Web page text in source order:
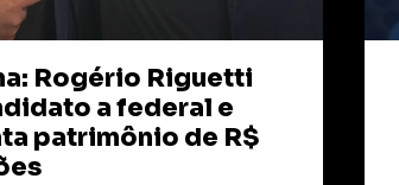
Rogério Riguetti
a federal e
patrimônio de R$